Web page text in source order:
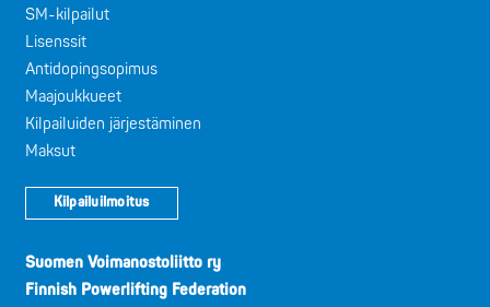
SM-kilpailut
Lisenssit
Antidopingsopimus
Maajoukkueet
Kilpailuiden järjestäminen
Maksut
Kilpailuilmoitus
Suomen Voimanostoliitto ry
Finnish Powerlifting Federation